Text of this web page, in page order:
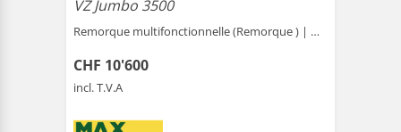
VZ Jumbo 3500
Remorque multifonctionnelle (Remorque ) |
CHF 10'600
incl. T.V.A